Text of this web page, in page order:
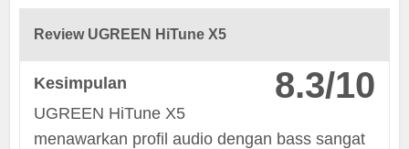
Review UGREEN HiTune X5
8.3/10
Kesimpulan
UGREEN HiTune X5
menawarkan profil audio dengan bass sangat